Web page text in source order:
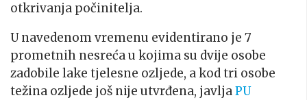
otkrivanja počinitelja.
U navedenom vremenu evidentirano je 7
prometnih nesreća u kojima su dvije osobe
zadobile lake tjelesne ozljede, a kod tri osobe
težina ozljede još nije utvrđena, javljaPU